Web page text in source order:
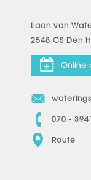
Laan van
2548 CS Den
Online
070 -
Route